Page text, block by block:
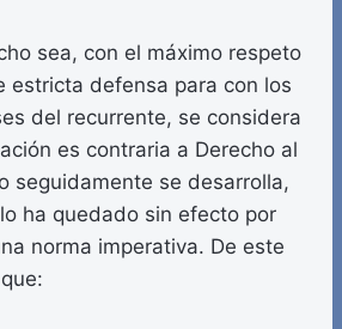
sea, con el máximo respeto
estricta defensa para con los
del recurrente, se considera
es contraria a Derecho al
seguidamente se desarrolla,
ha quedado sin efecto por
norma imperativa. De este